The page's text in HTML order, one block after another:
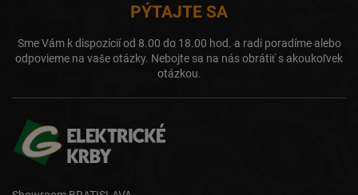
PÝTAJTE SA
Sme Vám k dispozícií od 8.00 do 18.00 hod. a radi poradíme alebo
odpovieme na vaše otázky. Nebojte sa na nás obrátiť s akoukoľvek
otázkou.